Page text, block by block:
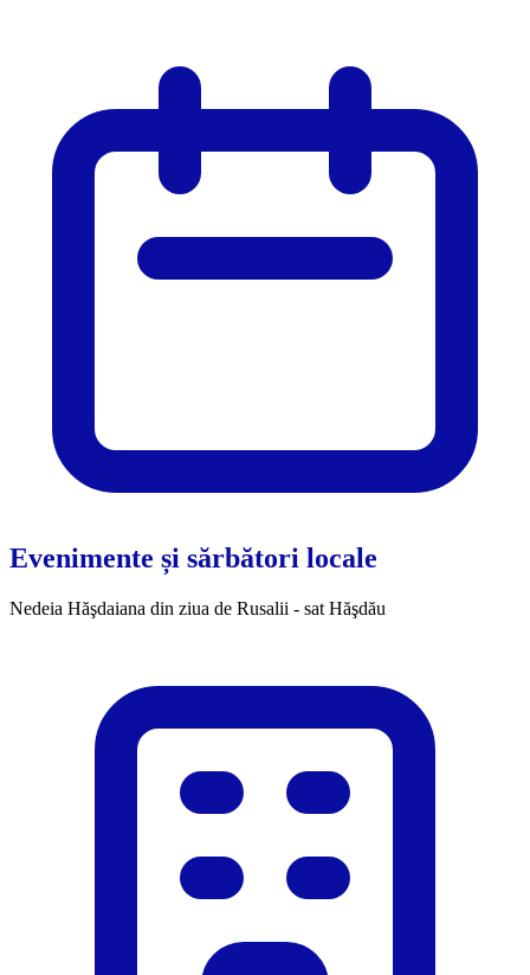
Evenimente și sărbători locale
Nedeia Hăşdaiana din ziua de Rusalii - sat Hăşdău